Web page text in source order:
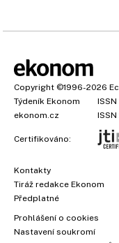
Copyright ©1996-2026
Týdeník Ekonom
ISSN
ekonom.cz
Certifikováno:
Kontakty
Tiráž redakce Ekonom
Předplatné
Prohlášení o cookies
Nastavení soukromí